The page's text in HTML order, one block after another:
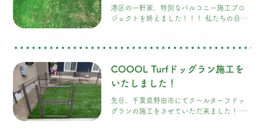
港区の一軒家、特別なバルコニー施工プロ
ジェクトを終えました！！！ 私たちの目指
工し、明るく美しい眺めを作り上げること
って非常に美しい風景になりました！ この
施工により、バルコニーは明るく開放感の
り、 お客様からも「明るく良い眺めになっ
た」と大変喜んでいただきました
弊社も
COOOL Turfドッグラン施工を
いたしました！
先日、千葉県野田市にてクールターフドッ
グランの施工をさせていただ来ました！ 犬